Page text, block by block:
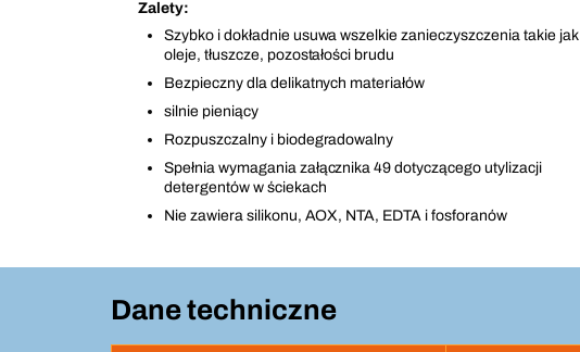
Zalety:
Szybko i dokładnie usuwa wszelkie zanieczyszczenia takie jak
oleje, tłuszcze, pozostałości brudu
Bezpieczny dla delikatnych materiałów
silnie pieniący
Rozpuszczalny i biodegradowalny
Spełnia wymagania załącznika 49 dotyczącego utylizacji
detergentów w ściekach
Nie zawiera silikonu, AOX, NTA, EDTA i fosforanów
Dane techniczne